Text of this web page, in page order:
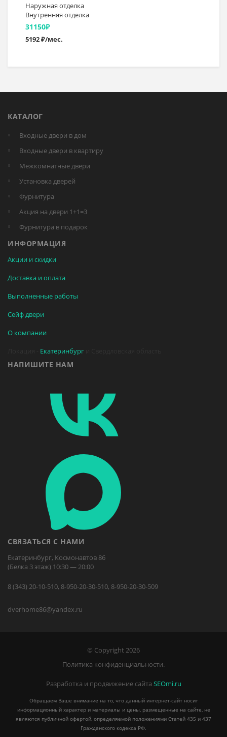
Наружная отделка
Внутренняя отделка
31150₽
5192 ₽/мес.
КАТАЛОГ
Входные двери в дом
Входные двери в квартиру
Межкомнатные двери
Установка дверей
Фурнитура
Акция на двери 1+1=3
Фурнитура в подарок
ИНФОРМАЦИЯ
Акции и скидки
Доставка и оплата
Выполненные работы
Сейф двери
О компании
Екатеринбург
НАПИШИТЕ НАМ
СВЯЗАТЬСЯ С НАМИ
Екатеринбург, Космонавтов 86
(Белка 3 этаж) 10:30 — 20:00
8 (343) 20-10-510, 8-950-20-30-510, 8-950-20-30-509
dverhome86@yandex.ru
© Copyright 2026
Политика конфиденциальности.
Разработка и продвижение сайта SEOmi.ru
Обращаем Ваше внимание на то, что данный интернет-сайт носит
информационный характер и материалы и цены, размещенные на сайте, не
являются публичной офертой, определяемой положениями Статей 435 и 437
Гражданского кодекса РФ.